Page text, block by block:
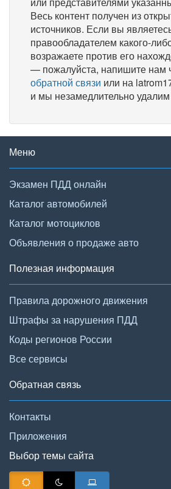
Весь контент получен из
источников. Если вы
правообладателем какого-
возражаете против его
— пожалуйста, напишите нам
обратной связи или на
и мы незамедлительно удалим
Меню
Экзамен ПДД онлайн
Каталог автомобилей
Каталог мотоциклов
Объявления о продаже авто
Полезная информация
Правила дорожного движения
Штрафы за нарушения ПДД
Коды регионов России
Все сервисы
Обратная связь
Контакты
Приложения
Выбор темы сайта